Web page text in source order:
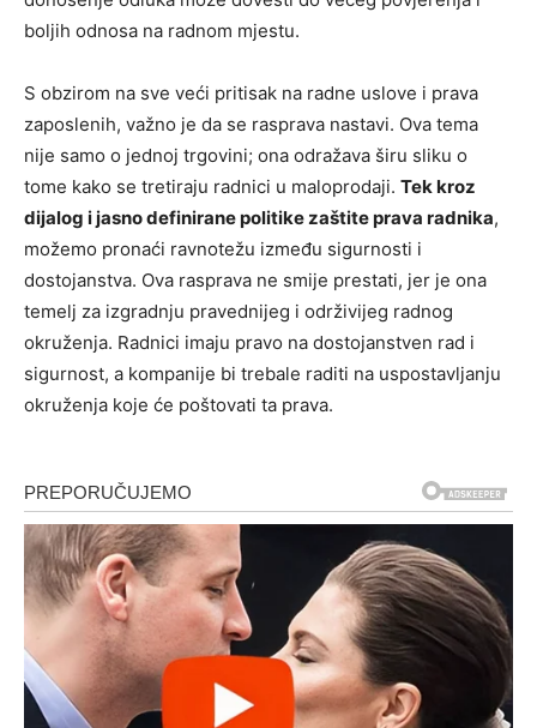
boljih odnosa na radnom mjestu.
S obzirom na sve veći pritisak na radne uslove i prava
zaposlenih, važno je da se rasprava nastavi. Ova tema
nije samo o jednoj trgovini; ona odražava širu sliku o
tome kako se tretiraju radnici u maloprodaji. Tek kroz
dijalog i jasno definirane politike zaštite prava radnika,
možemo pronaći ravnotežu između sigurnosti i
dostojanstva. Ova rasprava ne smije prestati, jer je ona
temelj za izgradnju pravednijeg i održivijeg radnog
okruženja. Radnici imaju pravo na dostojanstven rad i
sigurnost, a kompanije bi trebale raditi na uspostavljanju
okruženja koje će poštovati ta prava.